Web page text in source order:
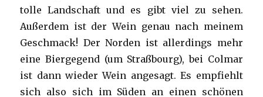
tolle Landschaft und es gibt viel zu sehen.
Außerdem ist der Wein genau nach meinem
Geschmack! Der Norden ist allerdings mehr
eine Biergegend (um Straßbourg), bei Colmar
ist dann wieder Wein angesagt. Es empfiehlt
sich also sich im Süden an einen schönen